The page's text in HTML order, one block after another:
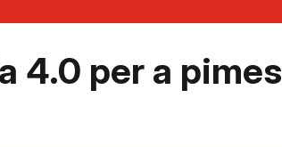
4.0 per a pimes